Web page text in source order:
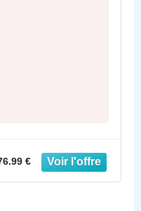
€